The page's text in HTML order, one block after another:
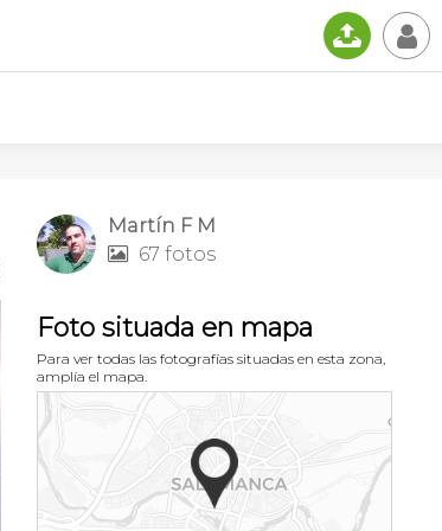
📤 👤
Martín F M
 67 fotos
Foto situada en mapa
Para ver todas las fotografías situadas en esta zona,
amplía el mapa.